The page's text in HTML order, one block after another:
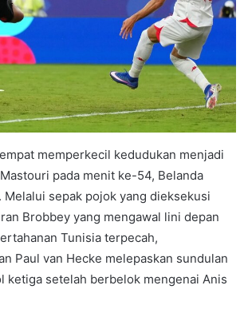
memperkecil kedudukan menjadi
pada menit ke-54, Belanda
Melalui sepak pojok yang dieksekusi
Brobbey yang mengawal lini depan
Tunisia terpecah,
Paul van Hecke melepaskan sundulan
ketiga setelah berbelok mengenai Anis